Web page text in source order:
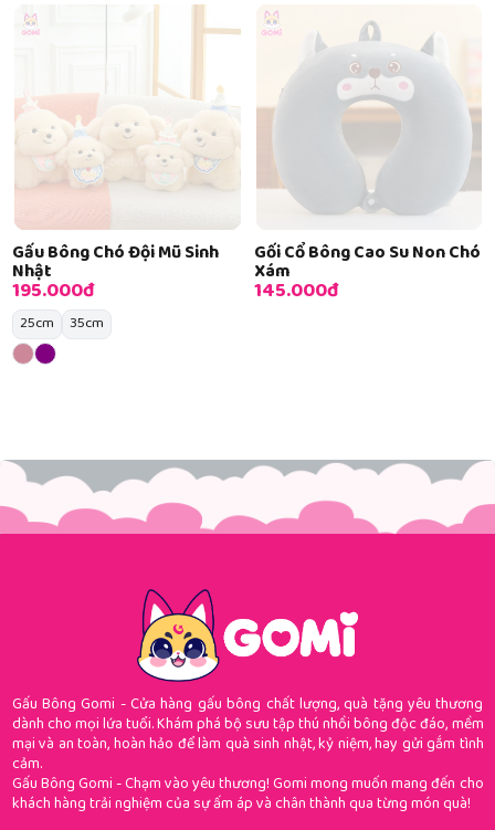
Gấu Bông Chó Đội Mũ Sinh
Nhật
195.000đ
25cm 35cm
Gối Cổ Bông Cao Su Non Chó
Xám
145.000đ
Gấu Bông Gomi - Cửa hàng gấu bông chất lượng, quà tặng yêu thương
dành cho mọi lứa tuổi. Khám phá bộ sưu tập thú nhồi bông độc đáo, mềm
mại và an toàn, hoàn hảo để làm quà sinh nhật, kỷ niệm, hay gửi gắm tình
cảm.
Gấu Bông Gomi - Chạm vào yêu thương! Gomi mong muốn mang đến cho
khách hàng trải nghiệm của sự ấm áp và chân thành qua từng món quà!